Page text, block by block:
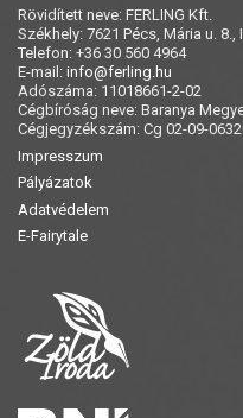
Rövidített neve: FERLING Kft.
Székhely: 7621 Pécs, Mária u. 8.,
Telefon: +36 30 560 4964
E-mail: info@ferling.hu
Adószáma: 11018661-2-02
Cégbíróság neve: Baranya
Cégjegyzékszám: Cg 02-09-
Impresszum
Pályázatok
Adatvédelem
E-Fairytale